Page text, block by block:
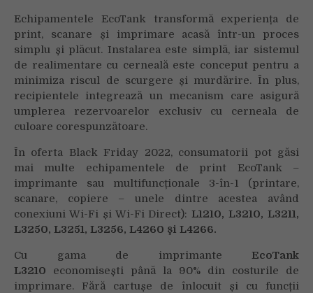
Echipamentele EcoTank transformă experiența de
print, scanare și imprimare acasă într-un proces
simplu și plăcut. Instalarea este simplă, iar sistemul
de realimentare cu cerneală este conceput pentru a
minimiza riscul de scurgere și murdărire. În plus,
recipientele integrează un mecanism care asigură
umplerea rezervoarelor exclusiv cu cerneala de
culoare corespunzătoare.
În oferta Black Friday 2022, consumatorii pot găsi
mai multe echipamentele de print EcoTank –
imprimante sau multifuncționale 3-în-1 (printare,
scanare, copiere – unele dintre acestea având
conexiuni Wi-Fi și Wi-Fi Direct): L1210, L3210, L3211,
L3250, L3251, L3256, L4260 şi L4266.
Cu gama de imprimante EcoTank
L3210 economisești
până la 90% din costurile de
imprimare. Fără cartușe de înlocuit și cu funcții